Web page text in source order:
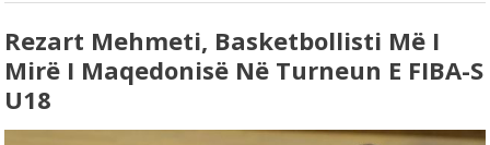
Rezart Mehmeti, Basketbollisti Më I
Mirë I Maqedonisë Në Turneun E FIBA-S
U18